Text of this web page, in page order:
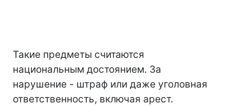
Такие предметы считаются
национальным достоянием. За
нарушение - штраф или даже уголовная
ответственность, включая арест.